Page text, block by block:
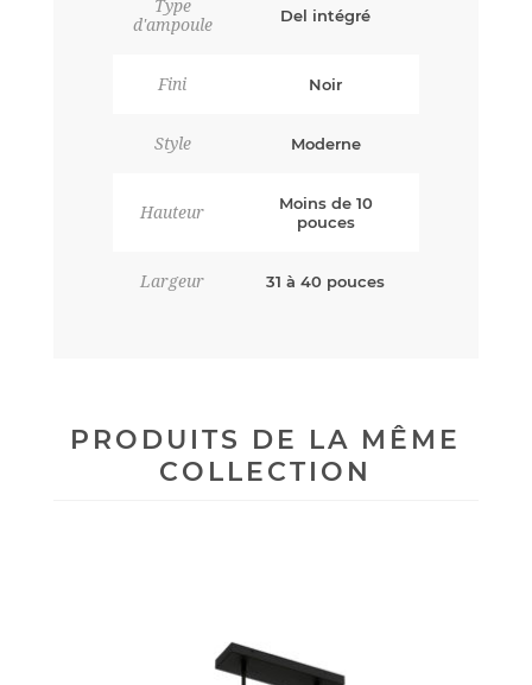
Type
d'ampoule
Del intégré
Fini Noir
Style Moderne
Hauteur
Moins de 10
pouces
Largeur 31 à 40 pouces
PRODUITS DE LA MÊME
COLLECTION